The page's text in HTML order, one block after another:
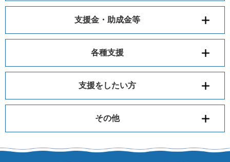
支援金・助成金等
各種支援
支援をしたい方
その他